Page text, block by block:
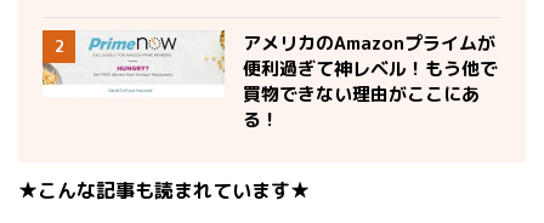
2
アメリカのAmazonプライムが
便利過ぎて神レベル！もう他で
買物できない理由がここにあ
る！
★こんな記事も読まれています★